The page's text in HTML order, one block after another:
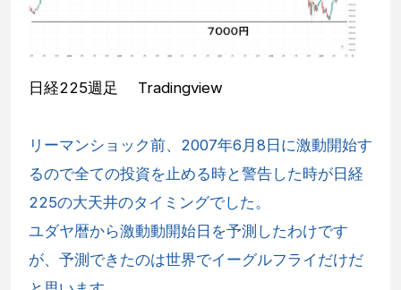
日経225週足 Tradingview
リーマンショック前、2007年6月8日に激動開始す
るので全ての投資を止める時と警告した時が日経
225の大天井のタイミングでした。
ユダヤ暦から激動動開始日を予測したわけです
が、予測できたのは世界でイーグルフライだけだ